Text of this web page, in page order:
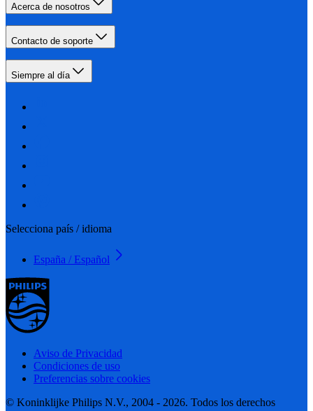
Acerca de nosotros
Contacto de soporte
Siempre al día
Selecciona país / idioma
España / Español
Aviso de Privacidad
Condiciones de uso
Preferencias sobre cookies
© Koninklijke Philips N.V., 2004 - 2026. Todos los derechos